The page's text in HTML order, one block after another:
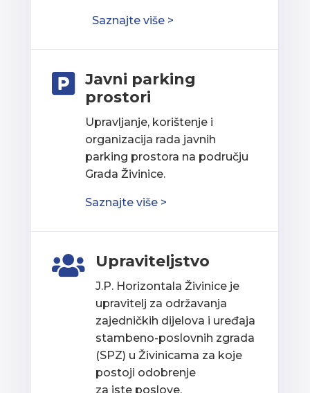
Saznajte više >

Javni parking
prostori
Upravljanje, korištenje i
organizacija rada javnih
parking prostora na području
Grada Živinice.
Saznajte više >
 Upraviteljstvo
J.P. Horizontala Živinice je
upravitelj za održavanja
zajedničkih dijelova i uređaja
stambeno-poslovnih zgrada
(SPZ) u Živinicama za koje
postoji odobrenje
za iste poslove.